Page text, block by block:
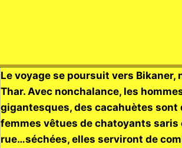
Le voyage se poursuit vers
Thar. Avec nonchalance, les
gigantesques, des cacahuètes sont
femmes vêtues de chatoyants
rue…séchées, elles serviront de